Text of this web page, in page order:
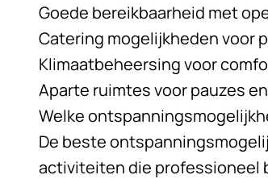
Goede bereikbaarheid met
Catering mogelijkheden voor
Klimaatbeheersing voor
Aparte ruimtes voor pauzes
Welke
De beste
activiteiten die professioneel